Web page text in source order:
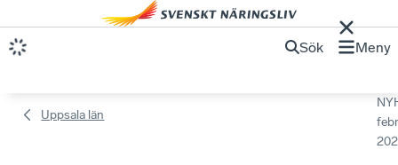
Sök Meny
Uppsala län